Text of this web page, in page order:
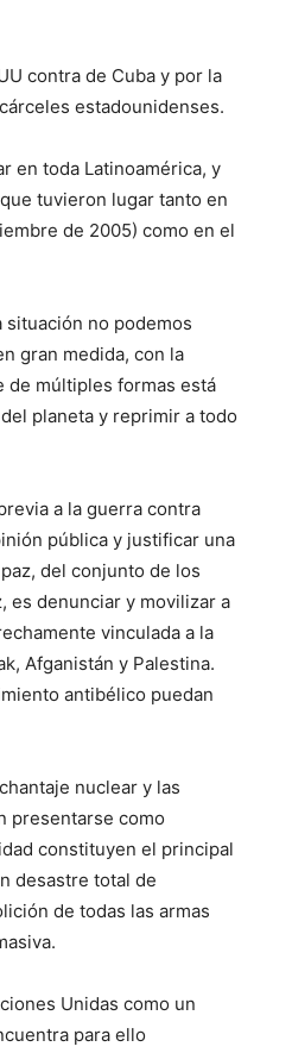
contra de Cuba y por la
estadounidenses.
en toda Latinoamérica, y
tuvieron lugar tanto en
de 2005) como en el
situación no podemos
gran medida, con la
de múltiples formas está
planeta y reprimir a todo
a la guerra contra
pública y justificar una
del conjunto de los
es denunciar y movilizar a
vinculada a la
Afganistán y Palestina.
antibélico puedan
nuclear y las
presentarse como
constituyen el principal
desastre total de
de todas las armas
Unidas como un
para ello